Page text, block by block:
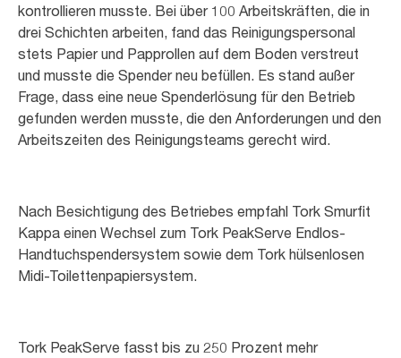
kontrollieren musste. Bei über 100 Arbeitskräften, die in
drei Schichten arbeiten, fand das Reinigungspersonal
stets Papier und Papprollen auf dem Boden verstreut
und musste die Spender neu befüllen. Es stand außer
Frage, dass eine neue Spenderlösung für den Betrieb
gefunden werden musste, die den Anforderungen und den
Arbeitszeiten des Reinigungsteams gerecht wird.
Nach Besichtigung des Betriebes empfahl Tork Smurfit
Kappa einen Wechsel zum Tork PeakServe Endlos-
Handtuchspendersystem sowie dem Tork hülsenlosen
Midi-Toilettenpapiersystem.
Tork PeakServe fasst bis zu 250 Prozent mehr